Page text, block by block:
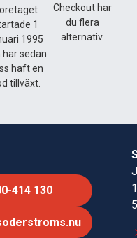
1
1995
har sedan
haft en
tillväxt.
Checkout har
du flera
alternativ.
414 130